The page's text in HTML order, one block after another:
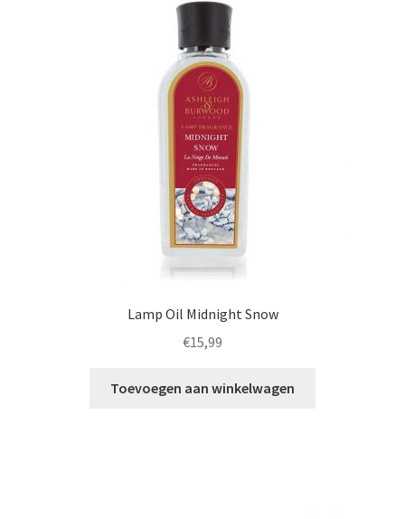
Lamp Oil Midnight Snow
€15,99
Toevoegen aan winkelwagen